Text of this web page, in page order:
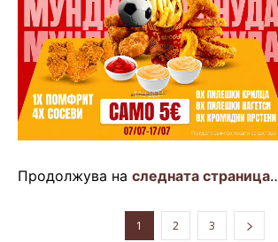
Продолжува на следната страница
1 2 3